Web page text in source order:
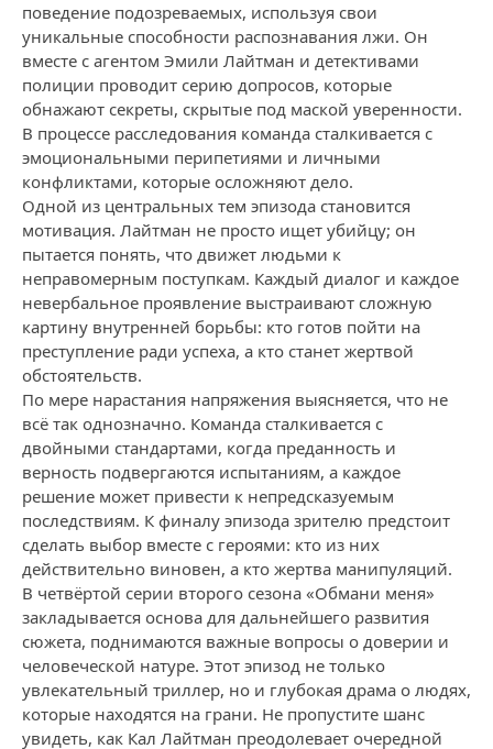
поведение подозреваемых, используя свои
уникальные способности распознавания лжи. Он
вместе с агентом Эмили Лайтман и детективами
полиции проводит серию допросов, которые
обнажают секреты, скрытые под маской уверенности.
В процессе расследования команда сталкивается с
эмоциональными перипетиями и личными
конфликтами, которые осложняют дело.
Одной из центральных тем эпизода становится
мотивация. Лайтман не просто ищет убийцу; он
пытается понять, что движет людьми к
неправомерным поступкам. Каждый диалог и каждое
невербальное проявление выстраивают сложную
картину внутренней борьбы: кто готов пойти на
преступление ради успеха, а кто станет жертвой
обстоятельств.
По мере нарастания напряжения выясняется, что не
всё так однозначно. Команда сталкивается с
двойными стандартами, когда преданность и
верность подвергаются испытаниям, а каждое
решение может привести к непредсказуемым
последствиям. К финалу эпизода зрителю предстоит
сделать выбор вместе с героями: кто из них
действительно виновен, а кто жертва манипуляций.
В четвёртой серии второго сезона «Обмани меня»
закладывается основа для дальнейшего развития
сюжета, поднимаются важные вопросы о доверии и
человеческой натуре. Этот эпизод не только
увлекательный триллер, но и глубокая драма о людях,
которые находятся на грани. Не пропустите шанс
увидеть, как Кал Лайтман преодолевает очередной